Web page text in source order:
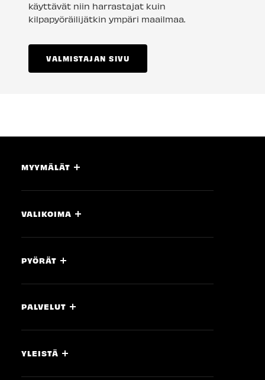
käyttävät niin harrastajat kuin
kilpapyöräilijätkin ympäri maailmaa.
VALMISTAJAN SIVU
MYYMÄLÄT
VALIKOIMA
PYÖRÄT
PALVELUT
YLEISTÄ